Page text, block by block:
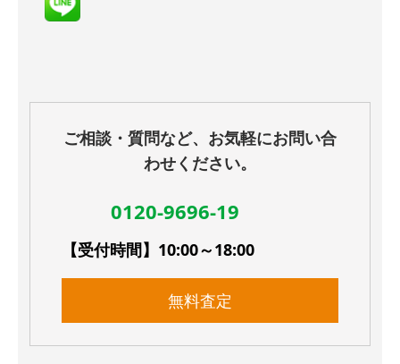
ご相談・質問など、お気軽にお問い合
わせください。
0120-9696-19
【受付時間】10:00～18:00
無料査定